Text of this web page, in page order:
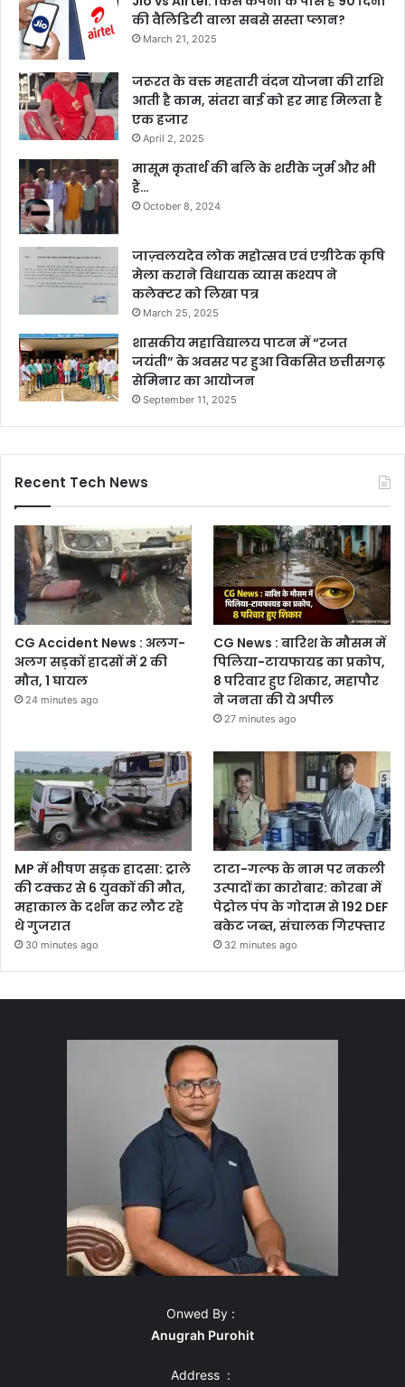
की वैलिडिटी वाला सबसे सस्ता प्लान?
March 21, 2025
जरूरत के वक्त महतारी वंदन योजना की राशि
आती है काम, संतरा बाई को हर माह मिलता है
एक हजार
April 2, 2025
मासूम कृतार्थ की बलि के शरीके जुर्म और भी
हैं…
October 8, 2024
जाज़्वलयदेव लोक महोत्सव एवं एग्रीटेक कृषि
मेला कराने विधायक व्यास कश्यप ने
कलेक्टर को लिखा पत्र
March 25, 2025
शासकीय महाविद्यालय पाटन में “रजत
जयंती” के अवसर पर हुआ विकसित छत्तीसगढ़
सेमिनार का आयोजन
September 11, 2025
Recent Tech News
CG Accident News : अलग-
अलग सड़कों हादसों में 2 की
मौत, 1 घायल
24 minutes ago
CG News : बारिश के मौसम में
पिलिया-टायफायड का प्रकोप,
8 परिवार हुए शिकार, महापौर
ने जनता की ये अपील
27 minutes ago
MP में भीषण सड़क हादसा: ट्राले
की टक्कर से 6 युवकों की मौत,
महाकाल के दर्शन कर लौट रहे
थे गुजरात
30 minutes ago
टाटा-गल्फ के नाम पर नकली
उत्पादों का कारोबार: कोरबा में
पेट्रोल पंप के गोदाम से 192 DEF
बकेट जब्त, संचालक गिरफ्तार
32 minutes ago
Onwed By :
Anugrah Purohit
Address :